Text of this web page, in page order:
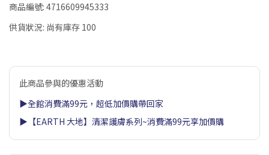
商品編號: 4716609945333
供貨狀況: 尚有庫存 100
此商品參與的優惠活動
▶全館消費滿99元，超低加價購帶回家
▶【EARTH 大地】清潔護膚系列~消費滿99元享加價購